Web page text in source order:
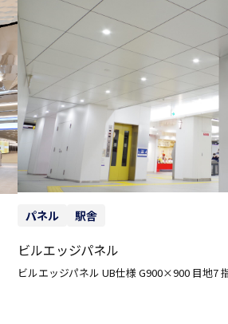
パネル 駅舎
ビルエッジパネル
ビルエッジパネル UB仕様 G900×900 目地7